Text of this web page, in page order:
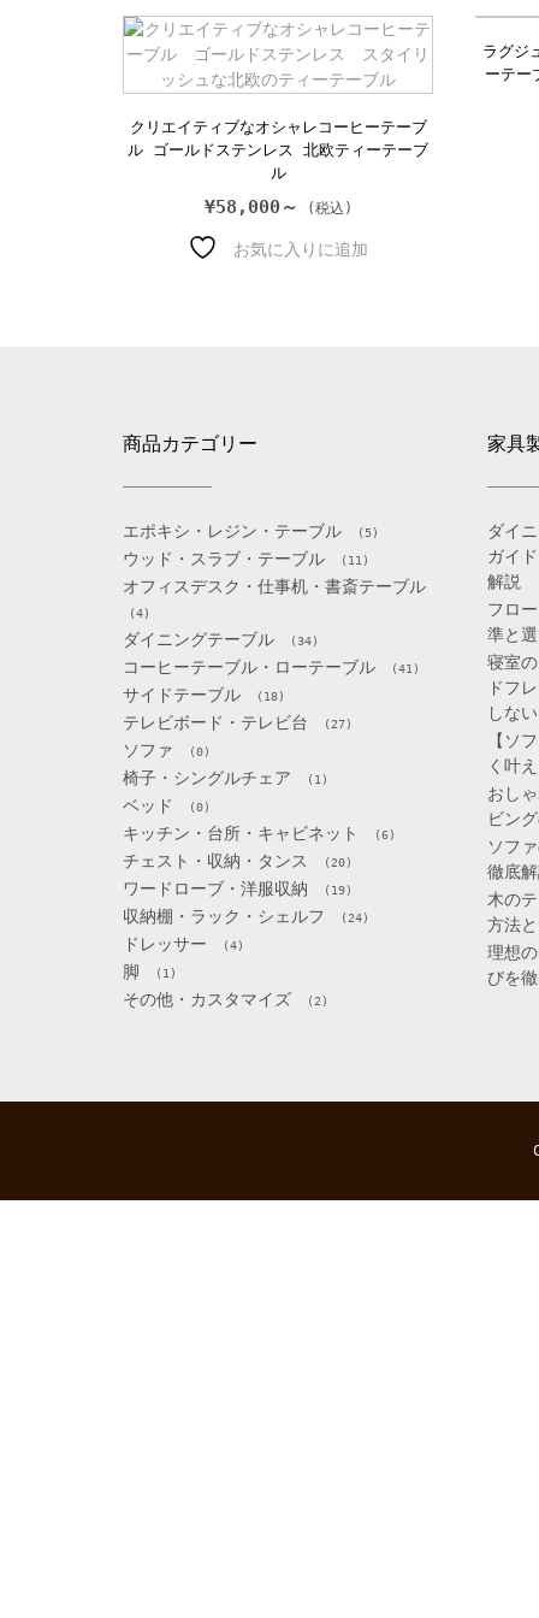
クリエイティブなオシャレコーヒーテーブ
ル ゴールドステンレス 北欧ティーテーブ
ル
¥58,000～
お気に入りに追加
ラグジ
ーテ
商品カテゴリー
エポキシ・レジン・テーブル (5)
ウッド・スラブ・テーブル (11)
オフィスデスク・仕事机・書斎テーブル
(4)
ダイニングテーブル (34)
コーヒーテーブル・ローテーブル (41)
サイドテーブル (18)
テレビボード・テレビ台 (27)
ソファ (0)
椅子・シングルチェア (1)
ベッド (0)
キッチン・台所・キャビネット (6)
チェスト・収納・タンス (20)
ワードローブ・洋服収納 (19)
収納棚・ラック・シェルフ (24)
ドレッサー (4)
脚 (1)
その他・カスタマイズ (2)
家具
ダイ
ガイ
解説
フロ
準と
寝室
ドフ
しな
【ソ
く叶
おし
ビン
ソフ
徹底
木の
方法
理想
びを